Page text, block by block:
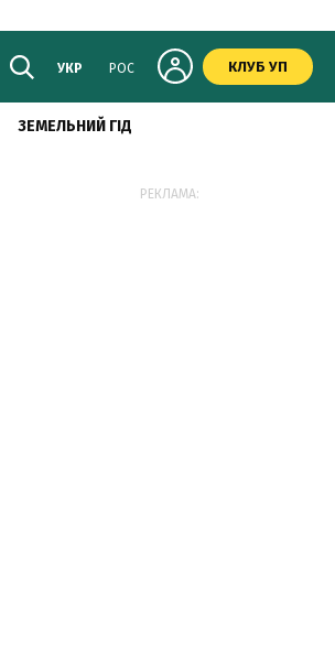
УКР РОС КЛУБ УП
ЗЕМЕЛЬНИЙ ГІД
РЕКЛАМА: